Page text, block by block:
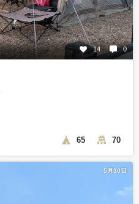
14 0
65 70
5月30日